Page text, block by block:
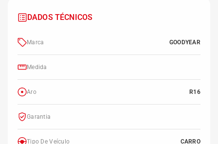
DADOS TÉCNICOS
Marca GOODYEAR
Medida
Aro R16
Garantia
Tipo De Veículo CARRO